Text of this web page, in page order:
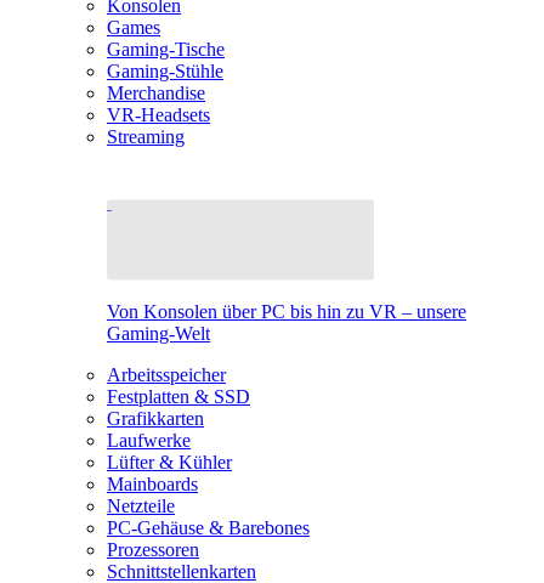
Konsolen
Games
Gaming-Tische
Gaming-Stühle
Merchandise
VR-Headsets
Streaming
Von Konsolen über PC bis hin zu VR – unsere
Gaming-Welt
Arbeitsspeicher
Festplatten & SSD
Grafikkarten
Laufwerke
Lüfter & Kühler
Mainboards
Netzteile
PC-Gehäuse & Barebones
Prozessoren
Schnittstellenkarten